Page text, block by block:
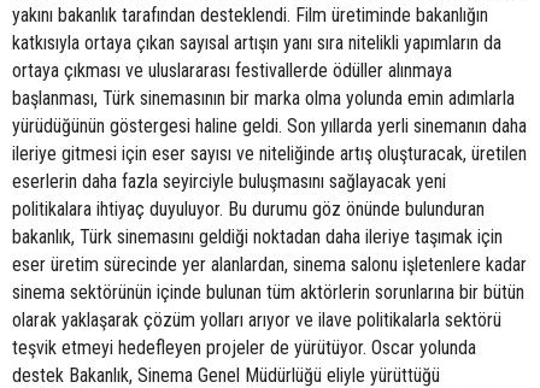
yakını bakanlık tarafından desteklendi. Film üretiminde bakanlığın
katkısıyla ortaya çıkan sayısal artışın yanı sıra nitelikli yapımların da
ortaya çıkması ve uluslararası festivallerde ödüller alınmaya
başlanması, Türk sinemasının bir marka olma yolunda emin adımlarla
yürüdüğünün göstergesi haline geldi. Son yıllarda yerli sinemanın daha
ileriye gitmesi için eser sayısı ve niteliğinde artış oluşturacak, üretilen
eserlerin daha fazla seyirciyle buluşmasını sağlayacak yeni
politikalara ihtiyaç duyuluyor. Bu durumu göz önünde bulunduran
bakanlık, Türk sinemasını geldiği noktadan daha ileriye taşımak için
eser üretim sürecinde yer alanlardan, sinema salonu işletenlere kadar
sinema sektörünün içinde bulunan tüm aktörlerin sorunlarına bir bütün
olarak yaklaşarak çözüm yolları arıyor ve ilave politikalarla sektörü
teşvik etmeyi hedefleyen projeler de yürütüyor. Oscar yolunda
destek Bakanlık, Sinema Genel Müdürlüğü eliyle yürüttüğü